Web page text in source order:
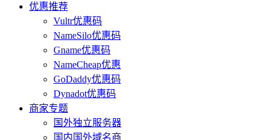
优惠推荐
Vultr优惠码
NameSilo优惠码
Gname优惠码
NameCheap优惠
GoDaddy优惠码
Dynadot优惠码
商家专题
国外独立服务器
国内国外域名商